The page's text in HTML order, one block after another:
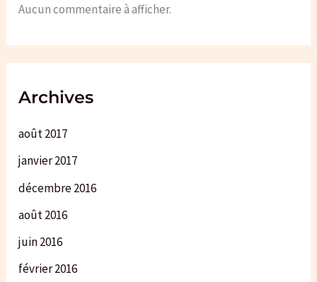
Aucun commentaire à afficher.
Archives
août 2017
janvier 2017
décembre 2016
août 2016
juin 2016
février 2016